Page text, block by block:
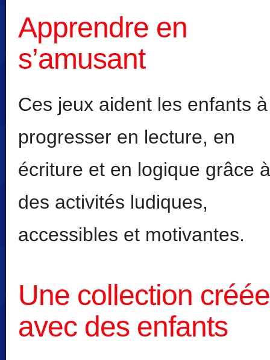
Apprendre en
s’amusant
Ces jeux aident les enfants à
progresser en lecture, en
écriture et en logique grâce à
des activités ludiques,
accessibles et motivantes.
Une collection créée
avec des enfants